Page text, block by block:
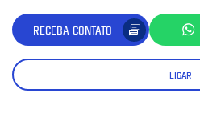
RECEBA CONTATO
LIGAR